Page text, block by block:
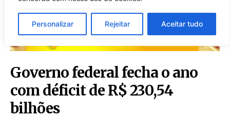
Personalizar Rejeitar Aceitar tudo
Governo federal fecha o ano
com déficit de R$ 230,54
bilhões